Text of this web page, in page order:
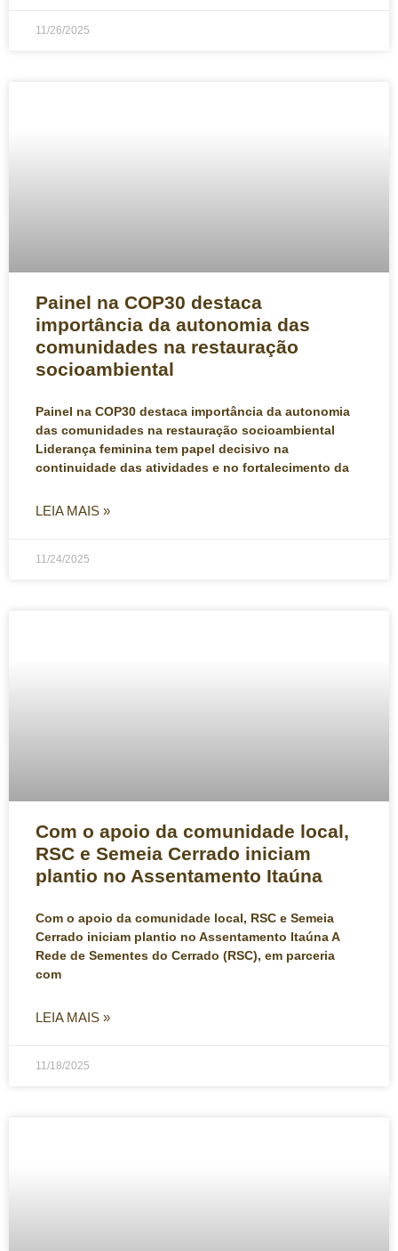
11/26/2025
Painel na COP30 destaca
importância da autonomia das
comunidades na restauração
socioambiental
Painel na COP30 destaca importância da autonomia
das comunidades na restauração socioambiental
Liderança feminina tem papel decisivo na
continuidade das atividades e no fortalecimento da
LEIA MAIS »
11/24/2025
Com o apoio da comunidade local,
RSC e Semeia Cerrado iniciam
plantio no Assentamento Itaúna
Com o apoio da comunidade local, RSC e Semeia
Cerrado iniciam plantio no Assentamento Itaúna A
Rede de Sementes do Cerrado (RSC), em parceria
com
LEIA MAIS »
11/18/2025